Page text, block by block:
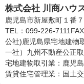
株式会社 川商ハウ
鹿児島市新屋敷町１番
TEL：099-226-7111
公社)鹿児島県宅地建物
一社）九州不動産公正
宅地建物取引業：鹿児
賃貸住宅管理業：国土